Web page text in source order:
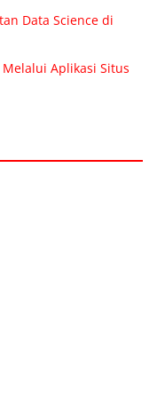
Data Science di
Aplikasi Situs